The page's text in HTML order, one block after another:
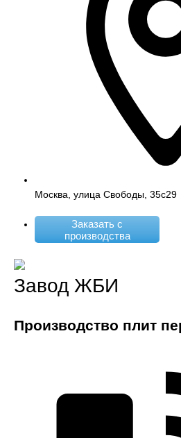
Москва, улица Свободы, 35с29
Заказать с
производства
Завод ЖБИ
Производство плит